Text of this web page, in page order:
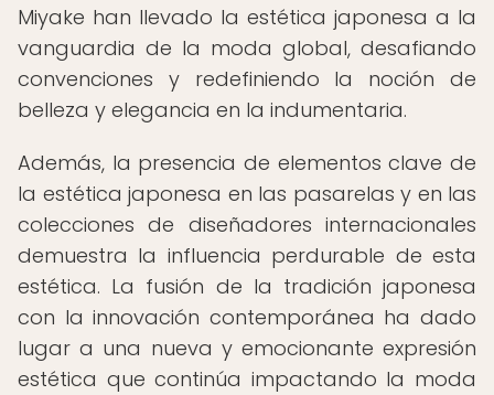
Miyake han llevado la estética japonesa a la
vanguardia de la moda global, desafiando
convenciones y redefiniendo la noción de
belleza y elegancia en la indumentaria.
Además, la presencia de elementos clave de
la estética japonesa en las pasarelas y en las
colecciones de diseñadores internacionales
demuestra la influencia perdurable de esta
estética. La fusión de la tradición japonesa
con la innovación contemporánea ha dado
lugar a una nueva y emocionante expresión
estética que continúa impactando la moda